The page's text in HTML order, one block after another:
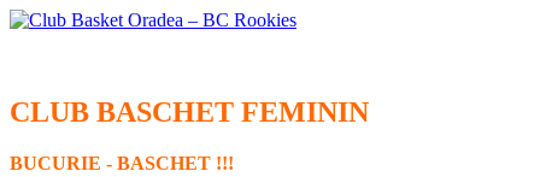
CLUB BASCHET FEMININ
BUCURIE - BASCHET !!!